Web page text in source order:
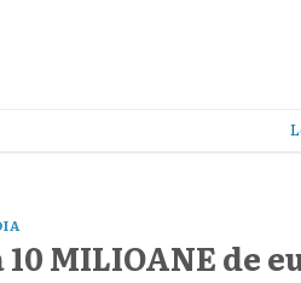
10 MILIOANE de